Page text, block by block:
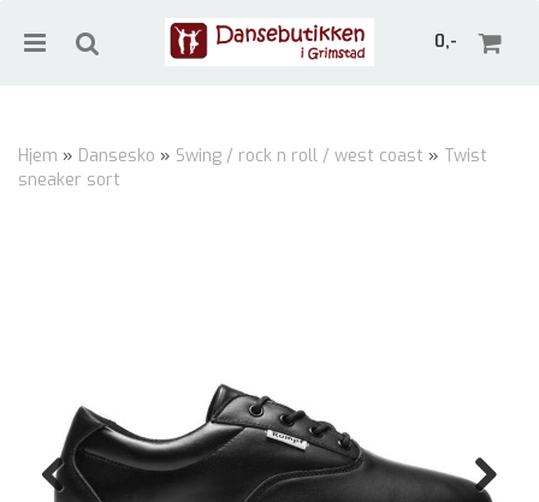
0,-
Hjem » Dansesko » Swing / rock n roll / west coast » Twist
sneaker sort